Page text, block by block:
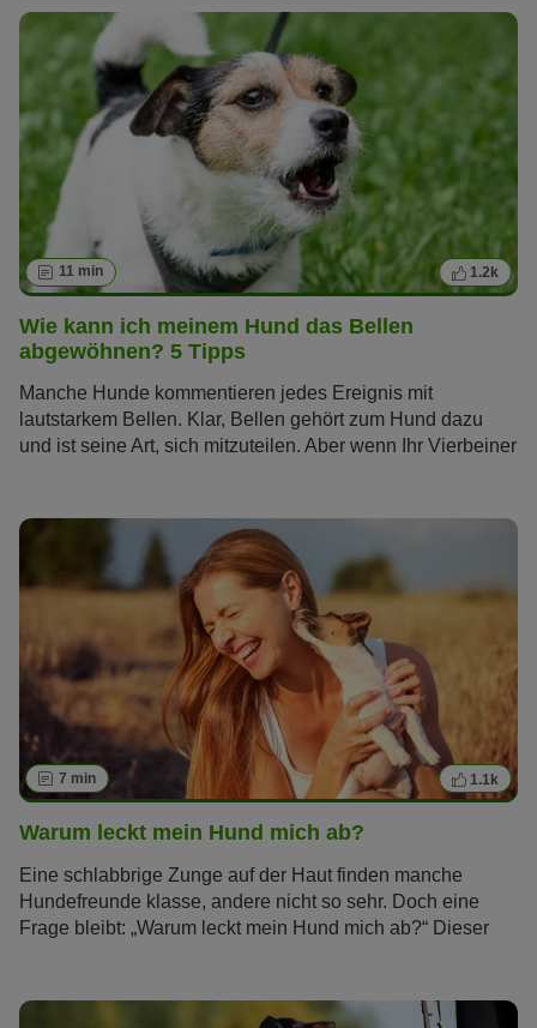
11 min 1.2k
Wie kann ich meinem Hund das Bellen
abgewöhnen? 5 Tipps
Manche Hunde kommentieren jedes Ereignis mit
lautstarkem Bellen. Klar, Bellen gehört zum Hund dazu
und ist seine Art, sich mitzuteilen. Aber wenn Ihr Vierbeiner
abgewöhnen.
7 min 1.1k
Warum leckt mein Hund mich ab?
Eine schlabbrige Zunge auf der Haut finden manche
Hundefreunde klasse, andere nicht so sehr. Doch eine
Frage bleibt: „Warum leckt mein Hund mich ab?“ Dieser